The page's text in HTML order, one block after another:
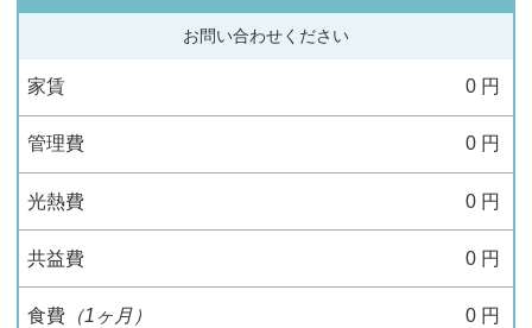
お問い合わせください
家賃 0 円
管理費 0 円
光熱費 0 円
共益費 0 円
食費（1ヶ月） 0 円